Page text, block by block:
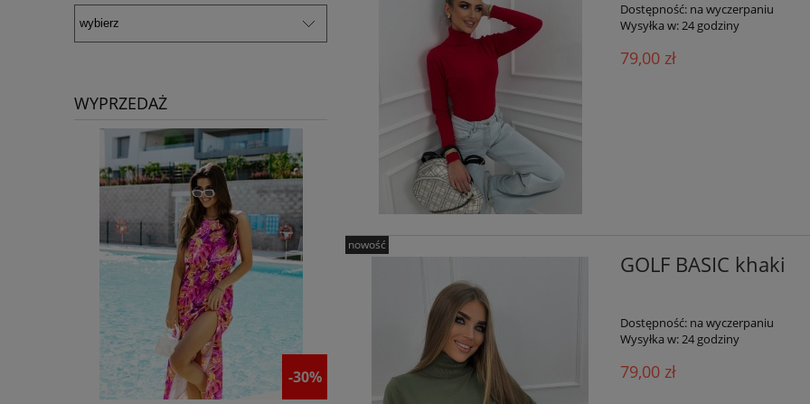
WYPRZEDAŻ
-30%
Dostępność: na wyczerpaniu
Wysyłka w:24 godziny
79,00 zł
GOLF BASIC khaki
Dostępność: na wyczerpaniu
Wysyłka w:24 godziny
79,00 zł
nowość